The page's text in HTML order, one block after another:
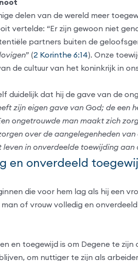
delen van de wereld meer
vertelde: “Er zijn gewoon niet
partners buiten de
” (2 Korinthe 6:14). Onze
de cultuur van het koninkrijk in
duidelijk dat hij de gave van de
zijn eigen gave van God; de een
ongetrouwde man maakt zich
over de aangelegenheden
in onverdeelde toewijding aan
en onverdeeld
die voor hem lag als hij een
of vrouw volledig en
en toegewijd is om Degene te
om nuttiger te zijn als